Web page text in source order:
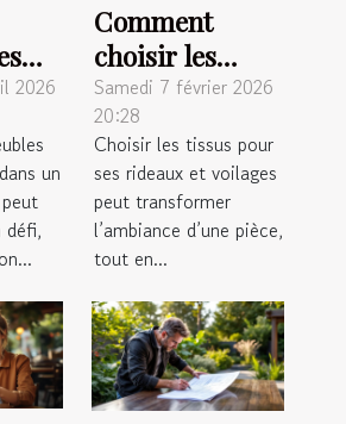
2026
un
défi,
Comment
choisir les
meilleurs tissus
pour vos
rideaux et
voilages ?
Samedi 7 février 2026
20:28
Choisir les tissus pour
ses rideaux et voilages
peut transformer
l’ambiance d’une pièce,
tout en...